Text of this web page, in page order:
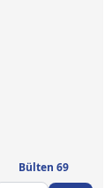
Bülten 69